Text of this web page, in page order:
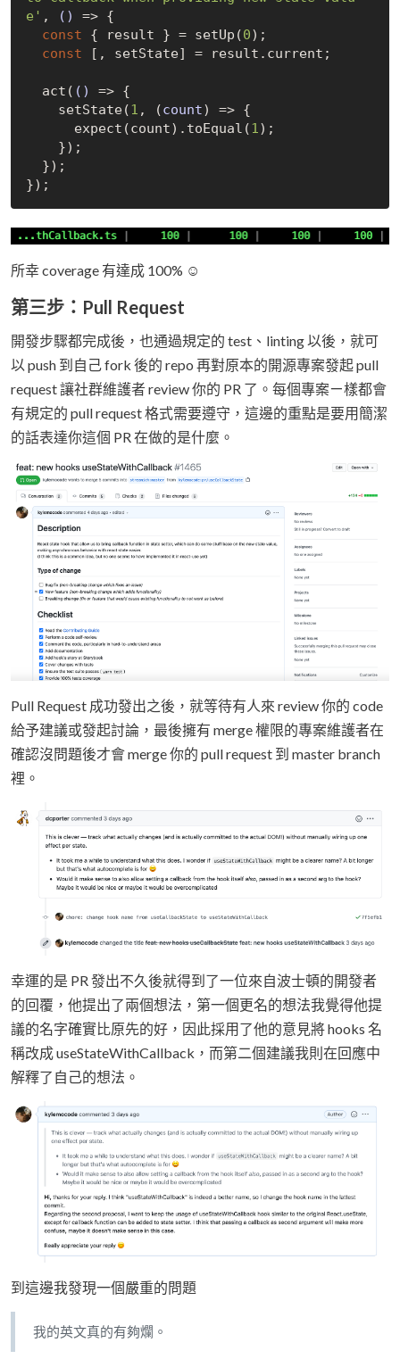
e' , () => {
const { result } = setUp(0);
const [, setState] = result.current;
  act(
() => {
    setState(
1 , (count) => {
      expect(count).toEqual(
1 );
所幸 coverage 有達成 100% ☺️
第三步：Pull Request
開發步驟都完成後，也通過規定的 test、linting 以後，就可
以 push 到自己 fork 後的 repo 再對原本的開源專案發起 pull
request 讓社群維護者 review 你的 PR 了。每個專案ㄧ樣都會
有規定的 pull request 格式需要遵守，這邊的重點是要用簡潔
的話表達你這個 PR 在做的是什麼。
Pull Request 成功發出之後，就等待有人來 review 你的 code
給予建議或發起討論，最後擁有 merge 權限的專案維護者在
確認沒問題後才會 merge 你的 pull request 到 master branch
裡。
幸運的是 PR 發出不久後就得到了一位來自波士頓的開發者
的回覆，他提出了兩個想法，第一個更名的想法我覺得他提
議的名字確實比原先的好，因此採用了他的意見將 hooks 名
稱改成 useStateWithCallback，而第二個建議我則在回應中
解釋了自己的想法。
到這邊我發現一個嚴重的問題
我的英文真的有夠爛。